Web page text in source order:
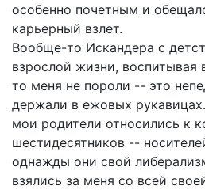
особенно почетным и
карьерный взлет.
Вообще-то Искандера с
взрослой жизни, воспитывая
то меня не пороли -- это
держали в ежовых
мои родители относились к
шестидесятников --
однажды они свой
взялись за меня со всей